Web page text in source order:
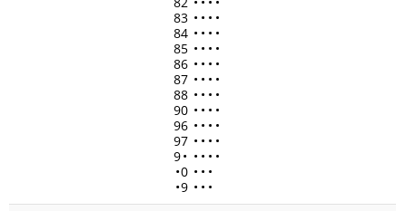
83 • • • •
84 • • • •
85 • • • •
86 • • • •
87 • • • •
88 • • • •
90 • • • •
96 • • • •
97 • • • •
9• • • • •
•0 • • •
•9 • • •